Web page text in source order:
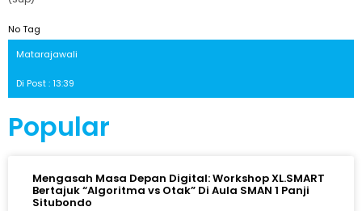
No Tag
Matarajawali
Di Post : 13:39
Popular
Mengasah Masa Depan Digital: Workshop XL.SMART
Bertajuk “Algoritma vs Otak” Di Aula SMAN 1 Panji
Situbondo